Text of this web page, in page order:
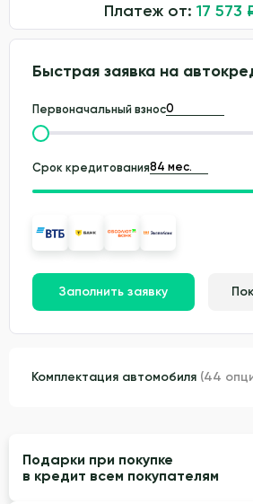
Платеж от: 17 573
Быстрая заявка на
Первоначальный взнос
Срок кредитования
Заполнить заявку
Комплектация автомобиля (44
Подарки при покупке
в кредит всем покупателям